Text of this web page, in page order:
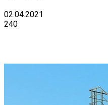
02.04.2021
240